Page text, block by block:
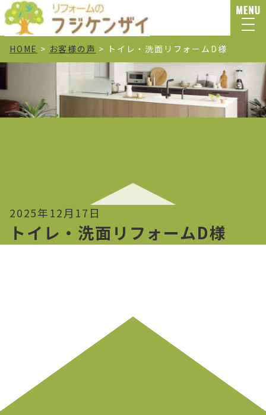
HOME > お客様の声 > トイレ・洗面リフォームD様
2025年12月17日
トイレ・洗面リフォームD様